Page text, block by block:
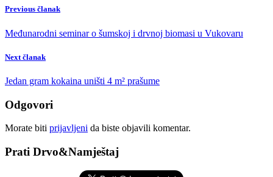
Previous članak
Međunarodni seminar o šumskoj i drvnoj biomasi u Vukovaru
Next članak
Jedan gram kokaina uništi 4 m² prašume
Odgovori
Morate biti prijavljeni da biste objavili komentar.
Prati Drvo&Namještaj